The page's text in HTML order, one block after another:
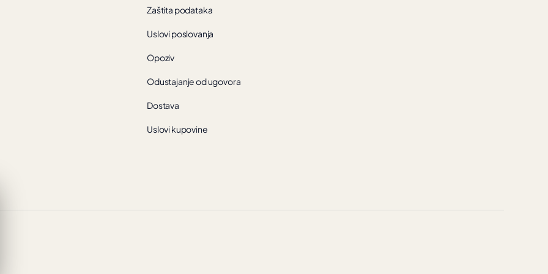
Zaštita podataka
Uslovi poslovanja
Opoziv
Odustajanje od ugovora
Dostava
Uslovi kupovine